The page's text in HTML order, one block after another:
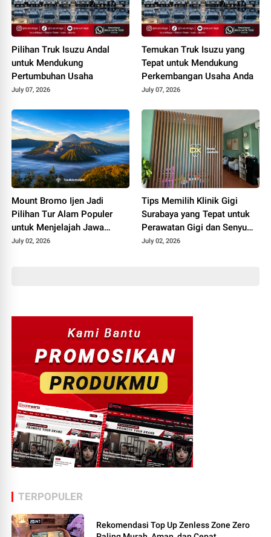
Pilihan Truk Isuzu Andal
untuk Mendukung
Pertumbuhan Usaha
July 07, 2026
Temukan Truk Isuzu yang
Tepat untuk Mendukung
Perkembangan Usaha Anda
July 07, 2026
Mount Bromo Ijen Jadi
Pilihan Tur Alam Populer
untuk Menjelajah Jawa
Timur
July 02, 2026
Tips Memilih Klinik Gigi
Surabaya yang Tepat untuk
Perawatan Gigi dan Senyum
Lebih Percaya Diri
July 02, 2026
TERPOPULER
Rekomendasi Top Up Zenless Zone Zero